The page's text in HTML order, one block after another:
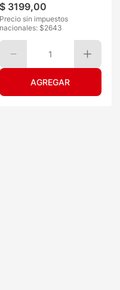
$ 3199,00
Precio sin impuestos
nacionales: $2643
1